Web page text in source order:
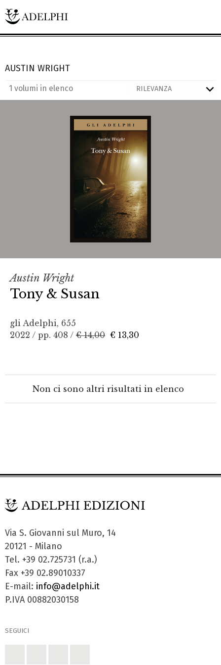
AUSTIN WRIGHT
1 volumi in elenco
Austin Wright
Tony & Susan
gli Adelphi, 655
2022 / pp. 408 / € 14,00 € 13,30
Non ci sono altri risultati in elenco
Via S. Giovanni sul Muro, 14
20121 - Milano
Tel. +39 02.725731 (r.a.)
Fax +39 02.89010337
E-mail: info@adelphi.it
P.IVA 00882030158
SEGUICI